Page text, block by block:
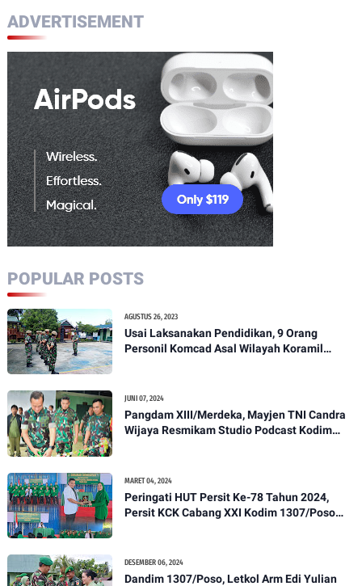
ADVERTISEMENT
POPULAR POSTS
AGUSTUS 26, 2023
Usai Laksanakan Pendidikan, 9 Orang
Personil Komcad Asal Wilayah Koramil
JUNI 07, 2024
Pangdam XIII/Merdeka, Mayjen TNI Candra
Wijaya Resmikam Studio Podcast Kodim
MARET 04, 2024
Peringati HUT Persit Ke-78 Tahun 2024,
Persit KCK Cabang XXI Kodim 1307/Poso
DESEMBER 06, 2024
Dandim 1307/Poso, Letkol Arm Edi Yulian